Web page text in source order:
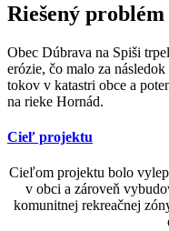
Riešený problém
Obec Dúbrava na Spiši
erózie, čo malo za
tokov v katastri obce a
na rieke Hornád.
Cieľ projektu
Cieľom projektu bolo
v obci a zároveň
komunitnej rekreačnej